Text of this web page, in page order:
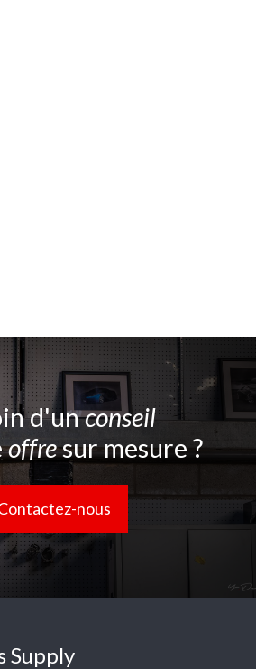
d'unconseil
offresur mesure ?
nous
Supply